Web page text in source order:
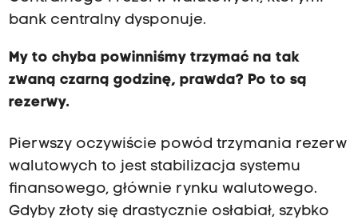
bank centralny dysponuje.
My to chyba powinniśmy trzymać na tak
zwaną czarną godzinę, prawda? Po to są
rezerwy.
Pierwszy oczywiście powód trzymania rezerw
walutowych to jest stabilizacja systemu
finansowego, głównie rynku walutowego.
Gdyby złoty się drastycznie osłabiał, szybko